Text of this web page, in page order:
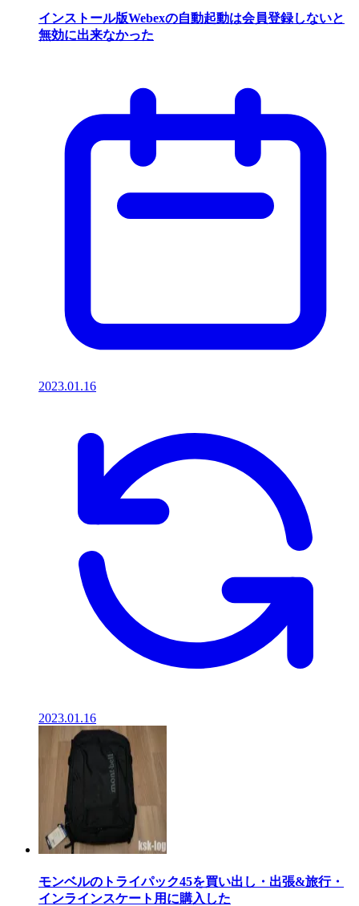
インストール版Webexの自動起動は会員登録しないと
無効に出来なかった
2023.01.16
2023.01.16
モンベルのトライパック45を買い出し・出張&旅行・
インラインスケート用に購入した